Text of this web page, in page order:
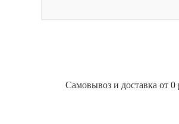
Самовывоз и доставка от 0